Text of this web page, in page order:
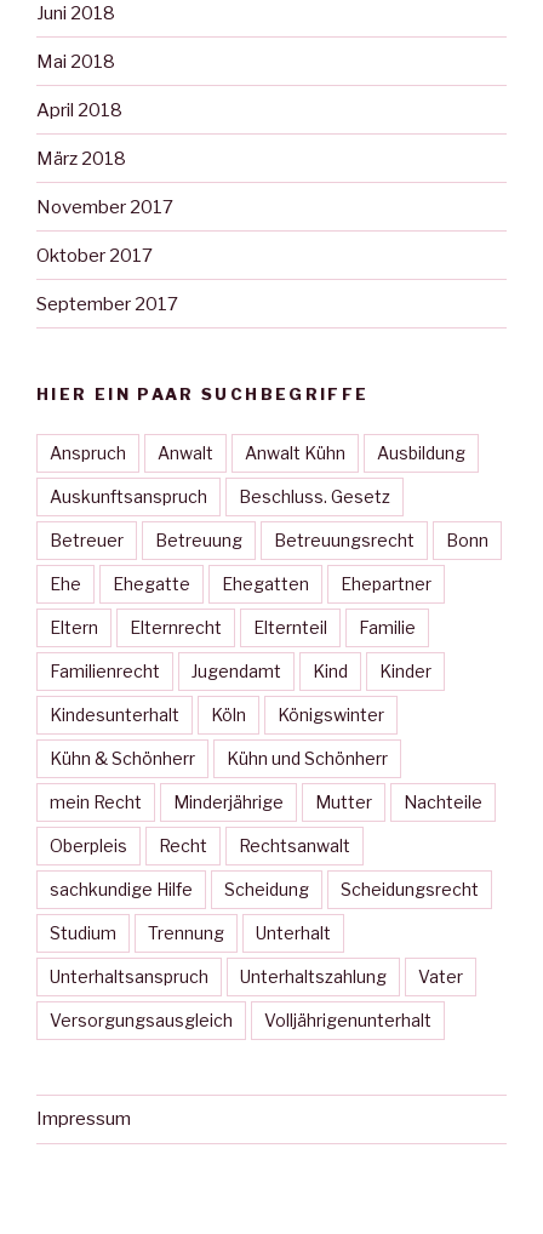
Juni 2018
Mai 2018
April 2018
März 2018
November 2017
Oktober 2017
September 2017
HIER EIN PAAR SUCHBEGRIFFE
Anspruch Anwalt Anwalt Kühn Ausbildung
Auskunftsanspruch Beschluss. Gesetz
Betreuer Betreuung Betreuungsrecht Bonn
Ehe Ehegatte Ehegatten Ehepartner
Eltern Elternrecht Elternteil Familie
Familienrecht Jugendamt Kind Kinder
Kindesunterhalt Köln Königswinter
Kühn & Schönherr Kühn und Schönherr
mein Recht Minderjährige Mutter Nachteile
Oberpleis Recht Rechtsanwalt
sachkundige Hilfe Scheidung Scheidungsrecht
Studium Trennung Unterhalt
Unterhaltsanspruch Unterhaltszahlung Vater
Versorgungsausgleich Volljährigenunterhalt
Impressum